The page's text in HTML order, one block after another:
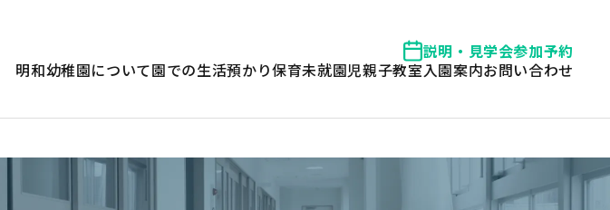
明和幼稚園について園での生活預かり保育未就園児親子教室入園案内お問い合わせ
説明・見学会参加予約